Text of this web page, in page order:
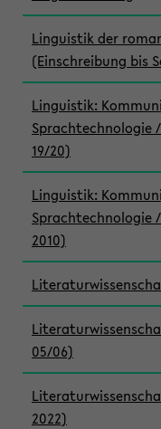
Linguistik der
(Einschreibung bis
Linguistik:
Sprachtechnologie
19/20)
Linguistik:
Sprachtechnologie
2010)
05/06)
2022)